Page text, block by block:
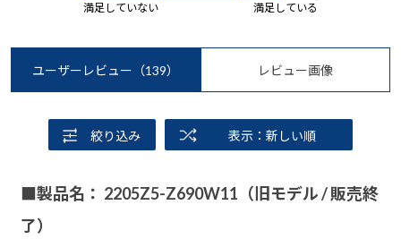
満足していない
満足している
ユーザーレビュー （139） レビュー画像
絞り込み 表示：新しい順
■製品名： 2205Z5-Z690W11（旧モデル / 販売終
了）